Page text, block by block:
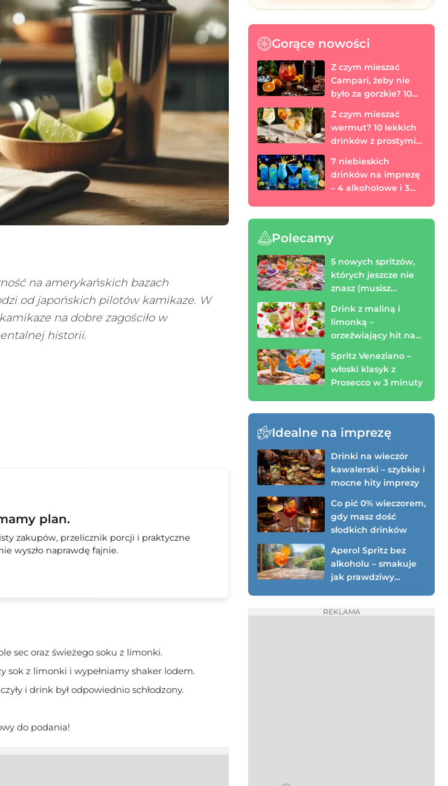
na amerykańskich bazach
od japońskich pilotów kamikaze. W
na dobre zagościło w
historii.
plan.
zakupów, przelicznik porcji i praktyczne
wyszło naprawdę fajnie.
sec oraz świeżego soku z limonki.
sok z limonki i wypełniamy shaker lodem.
i drink był odpowiednio schłodzony.
do podania!
Gorące nowości
Z czym mieszać
Campari, żeby nie
było za gorzkie? 10
Z czym mieszać
wermut? 10 lekkich
drinków z prostymi
7 niebieskich
drinków na imprezę
– 4 alkoholowe i 3
Polecamy
5 nowych spritzów,
których jeszcze nie
znasz (musisz
Drink z maliną i
limonką –
orzeźwiający hit na
minuty)
Spritz Veneziano –
włoski klasyk z
Prosecco w 3 minuty
Idealne na imprezę
Drinki na wieczór
kawalerski – szybkie i
mocne hity imprezy
Co pić 0% wieczorem,
gdy masz dość
słodkich drinków
Aperol Spritz bez
alkoholu – smakuje
jak prawdziwy
REKLAMA